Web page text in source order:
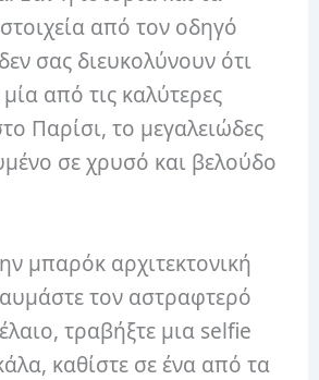
από τον οδηγό
σας διευκολύνουν ότι
από τις καλύτερες
Παρίσι, το μεγαλειώδες
σε χρυσό και βελούδο
μπαρόκ αρχιτεκτονική
τον αστραφτερό
τραβήξτε μια selfie
καθίστε σε ένα από τα